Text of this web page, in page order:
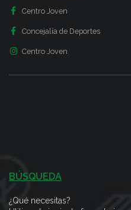
Centro Joven
Concejalía de Deportes
Centro Joven
BÚSQUEDA
¿Qué necesitas?